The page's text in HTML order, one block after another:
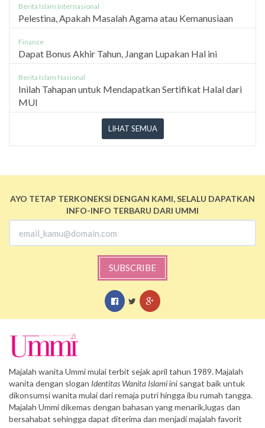
Berita Islam Internasional
Pelestina, Apakah Masalah Agama atau Kemanusiaan
Finance
Dapat Bonus Akhir Tahun, Jangan Lupakan Hal ini
Berita Islam Nasional
Inilah Tahapan untuk Mendapatkan Sertifikat Halal dari
MUI
LIHAT SEMUA
AYO TETAP TERKONEKSI DENGAN KAMI, SELALU DAPATKAN
INFO-INFO TERBARU DARI UMMI
SUBSCRIBE
Majalah wanita Ummi mulai terbit sejak april tahun 1989. Majalah
wanita dengan slogan Identitas Wanita Islamiini sangat baik untuk
dikonsumsi wanita mulai dari remaja putri hingga ibu rumah tangga.
Majalah Ummi dikemas dengan bahasan yang menarik,lugas dan
bersahabat sehingga dapat diterima dan menjadi majalah favorit